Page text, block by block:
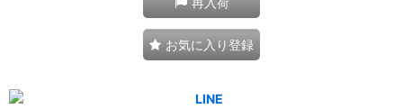
お気に入り登録